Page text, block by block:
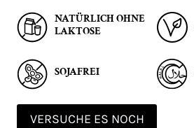
NATÜRLICH OHNE
LAKTOSE
SOJAFREI
VERSUCHE ES NOCH